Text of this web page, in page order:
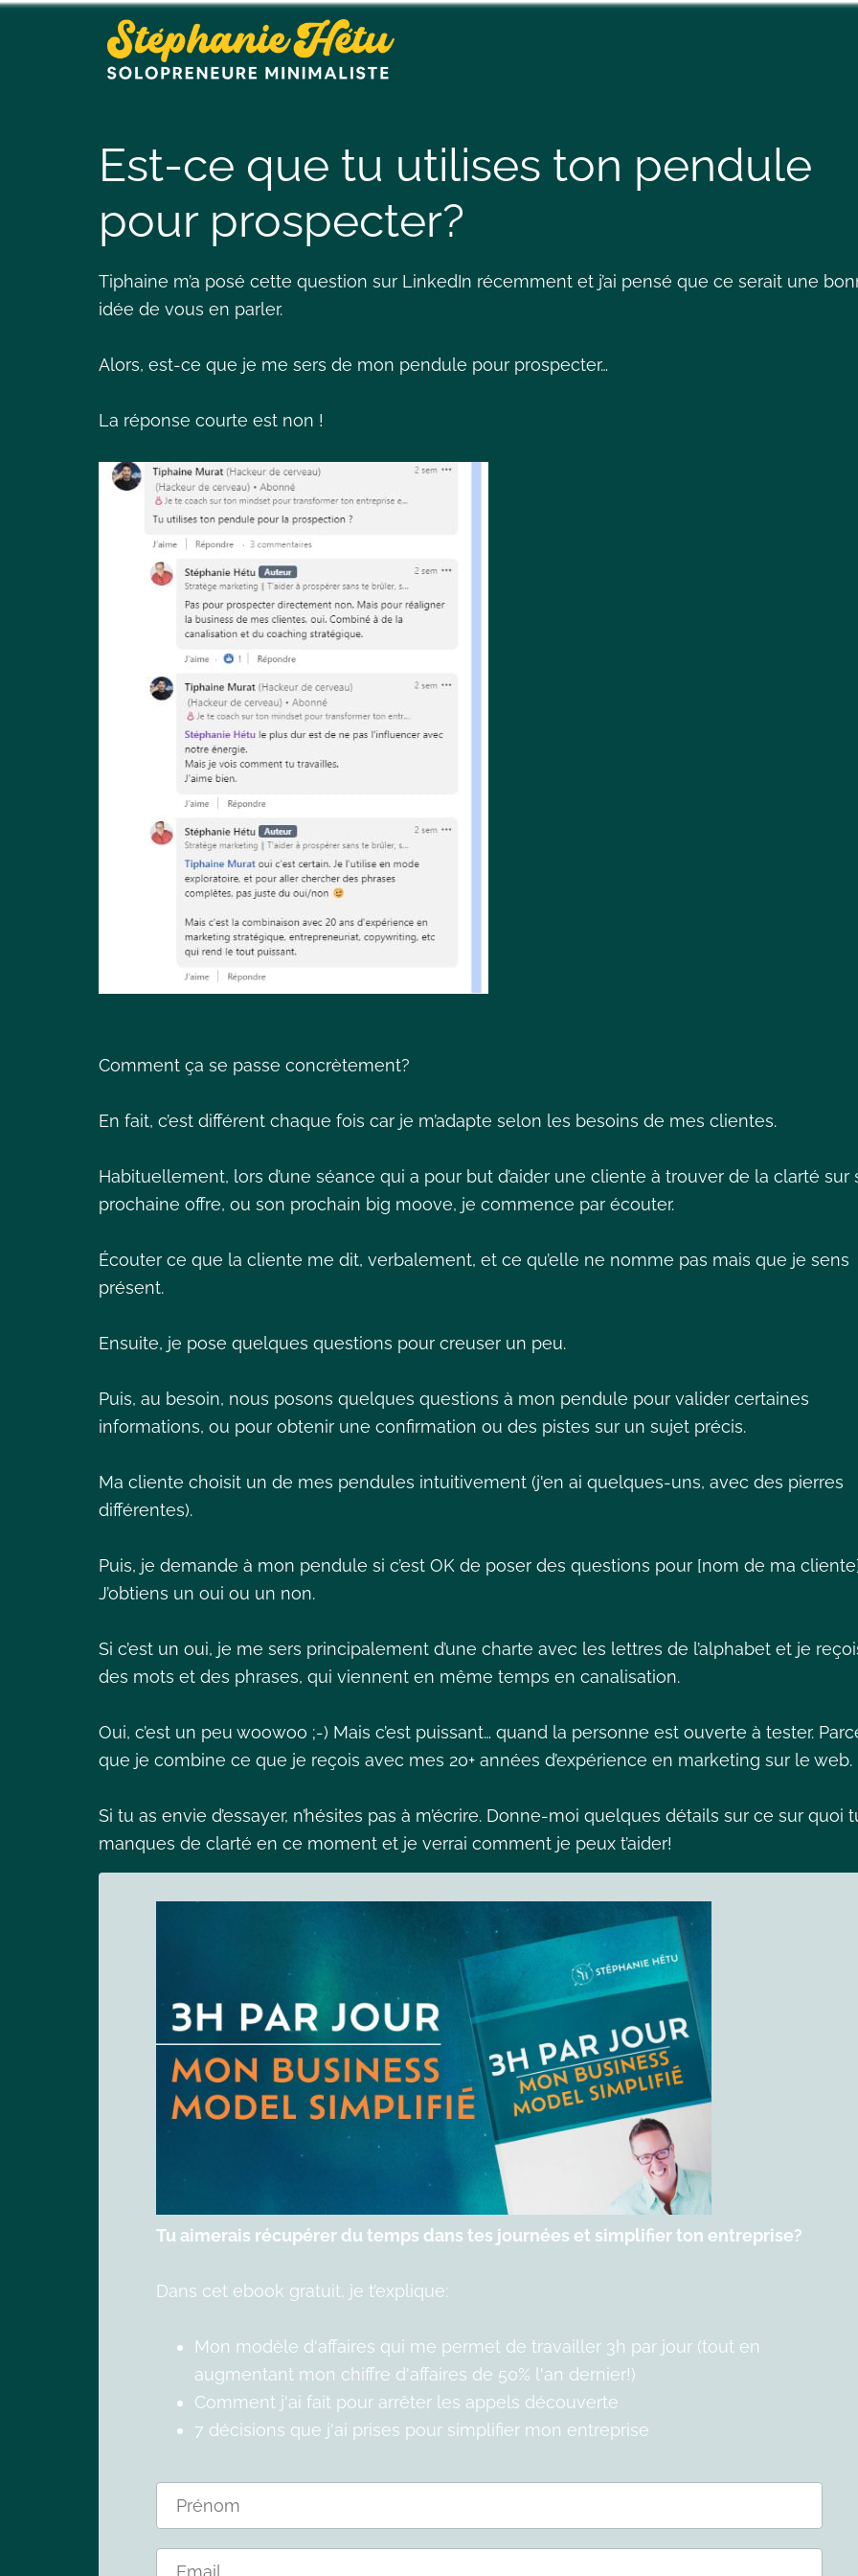
Est-ce que tu utilises ton pendule
pour prospecter?
Tiphaine m’a posé cette question sur LinkedIn récemment et j’ai pensé que ce serait une
idée de vous en parler.
Alors, est-ce que je me sers de mon pendule pour prospecter…
La réponse courte est non !
Comment ça se passe concrètement?
En fait, c’est différent chaque fois car je m’adapte selon les besoins de mes clientes.
Habituellement, lors d’une séance qui a pour but d’aider une cliente à trouver de la clarté sur
prochaine offre, ou son prochain big moove, je commence par écouter.
Écouter ce que la cliente me dit, verbalement, et ce qu’elle ne nomme pas mais que je sens
présent.
Ensuite, je pose quelques questions pour creuser un peu.
Puis, au besoin, nous posons quelques questions à mon pendule pour valider certaines
informations, ou pour obtenir une confirmation ou des pistes sur un sujet précis.
Ma cliente choisit un de mes pendules intuitivement (j'en ai quelques-uns, avec des pierres
différentes).
Puis, je demande à mon pendule si c’est OK de poser des questions pour [nom de ma
J’obtiens un oui ou un non.
Si c’est un oui, je me sers principalement d’une charte avec les lettres de l’alphabet et je
des mots et des phrases, qui viennent en même temps en canalisation.
Oui, c’est un peu woowoo ;-) Mais c’est puissant… quand la personne est ouverte à tester.
que je combine ce que je reçois avec mes 20+ années d’expérience en marketing sur le web.
Si tu as envie d’essayer, n’hésites pas à m’écrire. Donne-moi quelques détails sur ce sur quoi
manques de clarté en ce moment et je verrai comment je peux t’aider!
Tu aimerais récupérer du temps dans tes journées et simplifier ton entreprise?
Dans cet ebook gratuit, je t’explique:
Mon modèle d'affaires qui me permet de travailler 3h par jour (tout en
augmentant mon chiffre d'affaires de 50% l'an dernier!)
Comment j'ai fait pour arrêter les appels découverte
7 décisions que j'ai prises pour simplifier mon entreprise